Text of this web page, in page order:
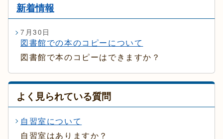
新着情報
7月30日
図書館での本のコピーについて
図書館で本のコピーはできますか？
よく見られている質問
自習室について
自習室はありますか？